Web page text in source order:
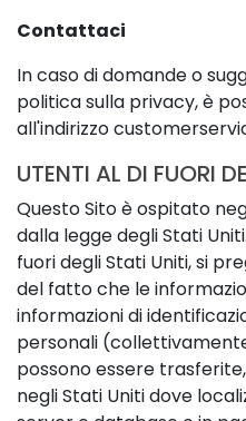
Contattaci
In caso di domande o
politica sulla privacy, è
all'indirizzo
UTENTI AL DI FUORI
Questo Sito è ospitato
dalla legge degli Stati
fuori degli Stati Uniti, si
del fatto che le
informazioni di
personali
possono essere
negli Stati Uniti dove